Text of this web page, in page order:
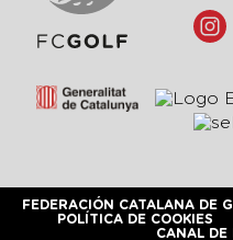
FEDERACIÓN CATALANA DE
POLÍTICA DE COOKIES
CANAL DE